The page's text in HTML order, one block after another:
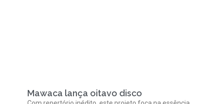
Mawaca lança oitavo disco